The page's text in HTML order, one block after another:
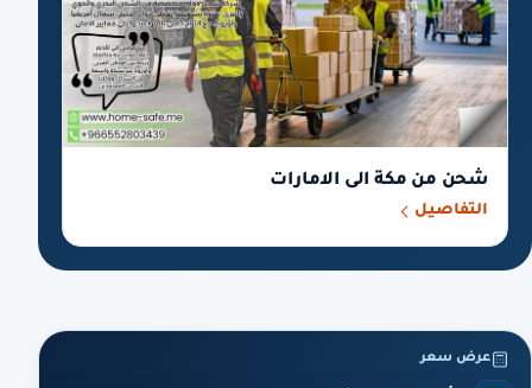
شحن من مكة الى الامارات
التفاصيل
عرض سعر